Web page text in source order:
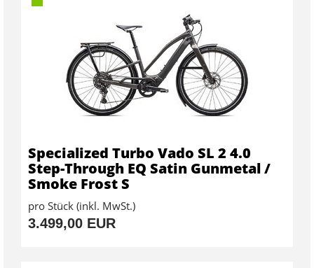
Specialized Turbo Vado SL 2 4.0
Step-Through EQ Satin Gunmetal /
Smoke Frost S
pro Stück (inkl. MwSt.)
3.499,00 EUR